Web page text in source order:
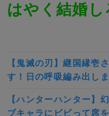
はやく結婚し
【鬼滅の刃】継国縁壱
す！日の呼吸編み出しま
【ハンターハンター】
ブキャラにビビって席